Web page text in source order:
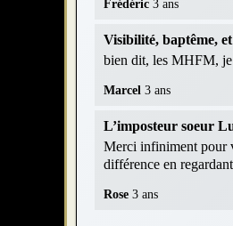
Frédéric 3 ans
Visibilité, baptême,
bien dit, les MHFM, je
Marcel 3 ans
L’imposteur soeur
Merci infiniment pour
différence en
Rose 3 ans